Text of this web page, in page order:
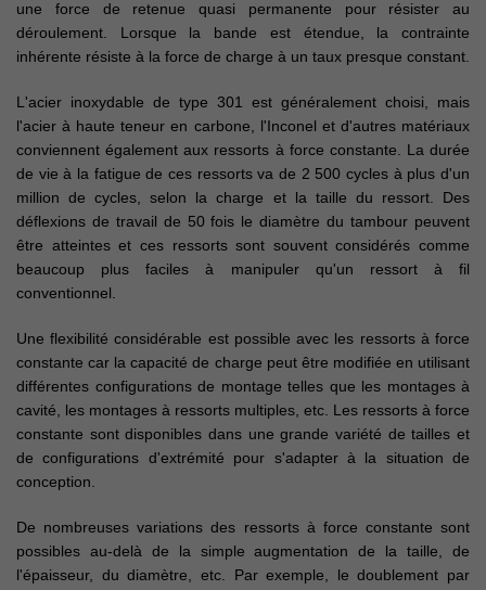
une force de retenue quasi permanente pour résister au
déroulement. Lorsque la bande est étendue, la contrainte
inhérente résiste à la force de charge à un taux presque constant.
L'acier inoxydable de type 301 est généralement choisi, mais
l'acier à haute teneur en carbone, l'Inconel et d'autres matériaux
conviennent également aux ressorts à force constante. La durée
de vie à la fatigue de ces ressorts va de 2 500 cycles à plus d'un
million de cycles, selon la charge et la taille du ressort. Des
déflexions de travail de 50 fois le diamètre du tambour peuvent
être atteintes et ces ressorts sont souvent considérés comme
beaucoup plus faciles à manipuler qu'un ressort à fil
conventionnel.
Une flexibilité considérable est possible avec les ressorts à force
constante car la capacité de charge peut être modifiée en utilisant
différentes configurations de montage telles que les montages à
cavité, les montages à ressorts multiples, etc. Les ressorts à force
constante sont disponibles dans une grande variété de tailles et
de configurations d'extrémité pour s'adapter à la situation de
conception.
De nombreuses variations des ressorts à force constante sont
possibles au-delà de la simple augmentation de la taille, de
l'épaisseur, du diamètre, etc. Par exemple, le doublement par